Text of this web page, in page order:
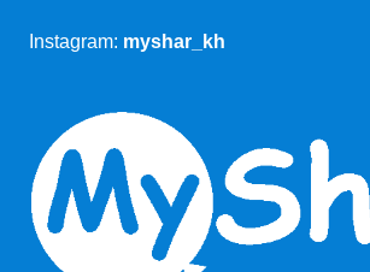
Instagram: myshar_kh